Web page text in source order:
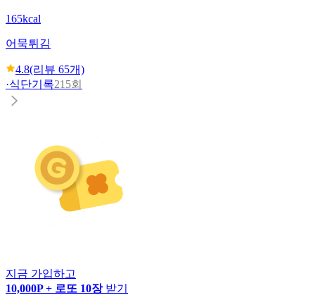
165kcal
어묵튀김
4.8(리뷰 65개)
·식단기록215회
지금 가입하고
10,000P + 로또 10장 받기